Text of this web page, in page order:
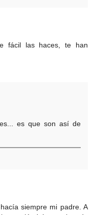
fácil las haces, te han
es que son así de
siempre mi padre. A